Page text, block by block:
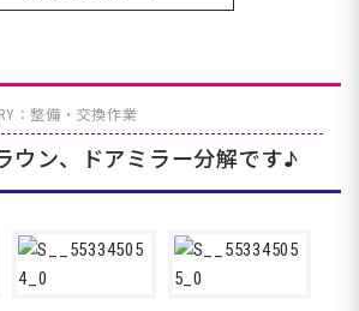
：整備・交換作業
ウン、ドアミラー分解です♪